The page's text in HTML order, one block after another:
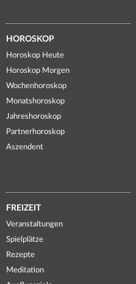
HOROSKOP
Horoskop Heute
Horoskop Morgen
Wochenhoroskop
Monatshoroskop
Jahreshoroskop
Partnerhoroskop
Aszendent
FREIZEIT
Veranstaltungen
Spielplätze
Rezepte
Meditation